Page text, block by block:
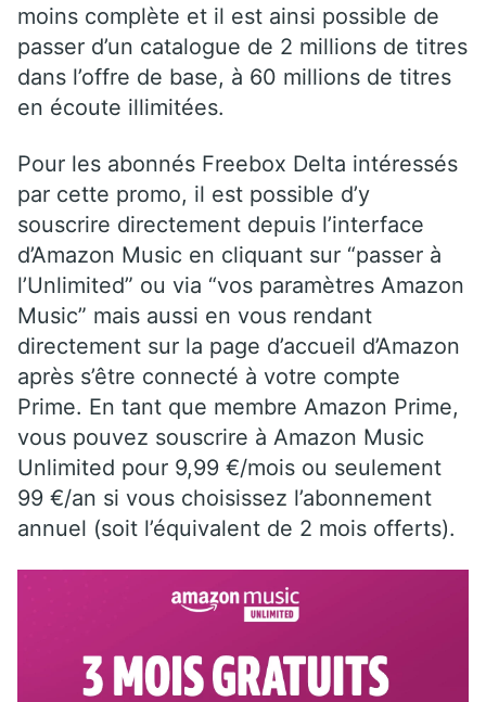
moins complète et il est ainsi possible de
passer d’un catalogue de 2 millions de titres
dans l’offre de base, à 60 millions de titres
en écoute illimitées.
Pour les abonnés Freebox Delta intéressés
par cette promo, il est possible d’y
souscrire directement depuis l’interface
d’Amazon Music en cliquant sur “passer à
l’Unlimited” ou via “vos paramètres Amazon
Music” mais aussi en vous rendant
directement sur la page d’accueil d’Amazon
après s’être connecté à votre compte
Prime. En tant que membre Amazon Prime,
vous pouvez souscrire à Amazon Music
Unlimited pour 9,99 €/mois ou seulement
99 €/an si vous choisissez l’abonnement
annuel (soit l’équivalent de 2 mois offerts).